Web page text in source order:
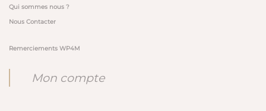
Qui sommes nous ?
Nous Contacter
Remerciements WP4M
Mon compte